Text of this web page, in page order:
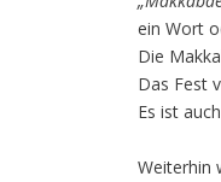
ein Wort
Die
Das Fest
Es ist
Weiterhin